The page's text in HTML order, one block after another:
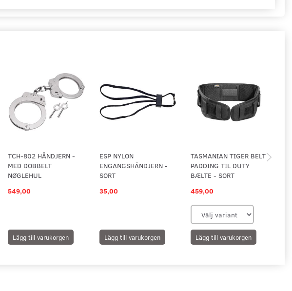
TCH-802 HÅNDJERN -
MED DOBBELT
NØGLEHUL
549,00
Lägg till varukorgen
ESP NYLON
ENGANGSHÅNDJERN -
SORT
35,00
Lägg till varukorgen
TASMANIAN TIGER BELT
PADDING TIL DUTY
BÆLTE - SORT
459,00
Lägg till varukorgen